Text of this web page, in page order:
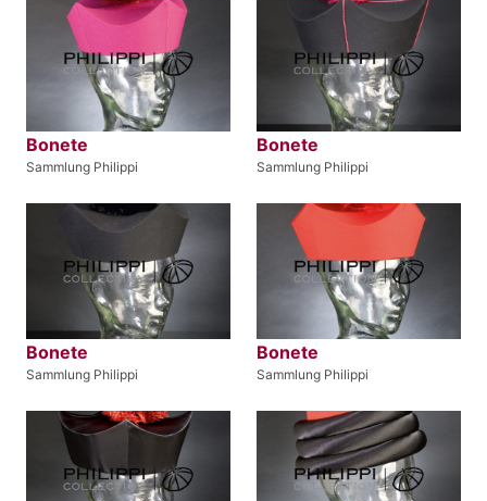
Bonete
Sammlung Philippi
Bonete
Sammlung Philippi
Bonete
Sammlung Philippi
Bonete
Sammlung Philippi